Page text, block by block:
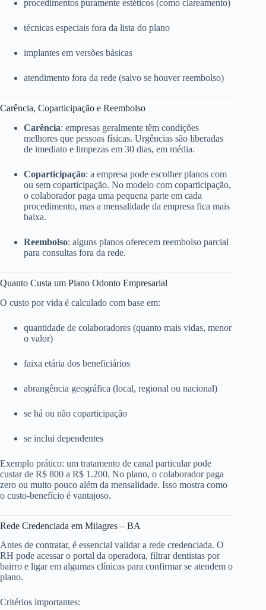
procedimentos puramente estéticos (como clareamento)
técnicas especiais fora da lista do plano
implantes em versões básicas
atendimento fora da rede (salvo se houver reembolso)
Carência, Coparticipação e Reembolso
Carência: empresas geralmente têm condições
melhores que pessoas físicas. Urgências são liberadas
de imediato e limpezas em 30 dias, em média.
Coparticipação: a empresa pode escolher planos com
ou sem coparticipação. No modelo com coparticipação,
o colaborador paga uma pequena parte em cada
procedimento, mas a mensalidade da empresa fica mais
baixa.
Reembolso: alguns planos oferecem reembolso parcial
para consultas fora da rede.
Quanto Custa um Plano Odonto Empresarial
O custo por vida é calculado com base em:
quantidade de colaboradores (quanto mais vidas, menor
o valor)
faixa etária dos beneficiários
abrangência geográfica (local, regional ou nacional)
se há ou não coparticipação
se inclui dependentes
Exemplo prático: um tratamento de canal particular pode
custar de R$ 800 a R$ 1.200. No plano, o colaborador paga
zero ou muito pouco além da mensalidade. Isso mostra como
o custo-benefício é vantajoso.
Rede Credenciada em Milagres – BA
Antes de contratar, é essencial validar a rede credenciada. O
RH pode acessar o portal da operadora, filtrar dentistas por
bairro e ligar em algumas clínicas para confirmar se atendem o
plano.
Critérios importantes: